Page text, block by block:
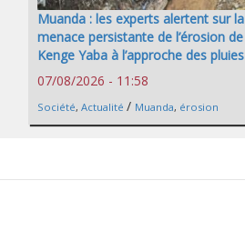
Muanda : les experts alertent sur la
menace persistante de l’érosion de
Kenge Yaba à l’approche des pluies
07/08/2026 - 11:58
Société, Actualité / Muanda, érosion